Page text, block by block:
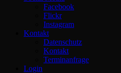
Facebook
Flickr
Instagram
Kontakt
Datenschutz
Kontakt
Terminanfrage
Login